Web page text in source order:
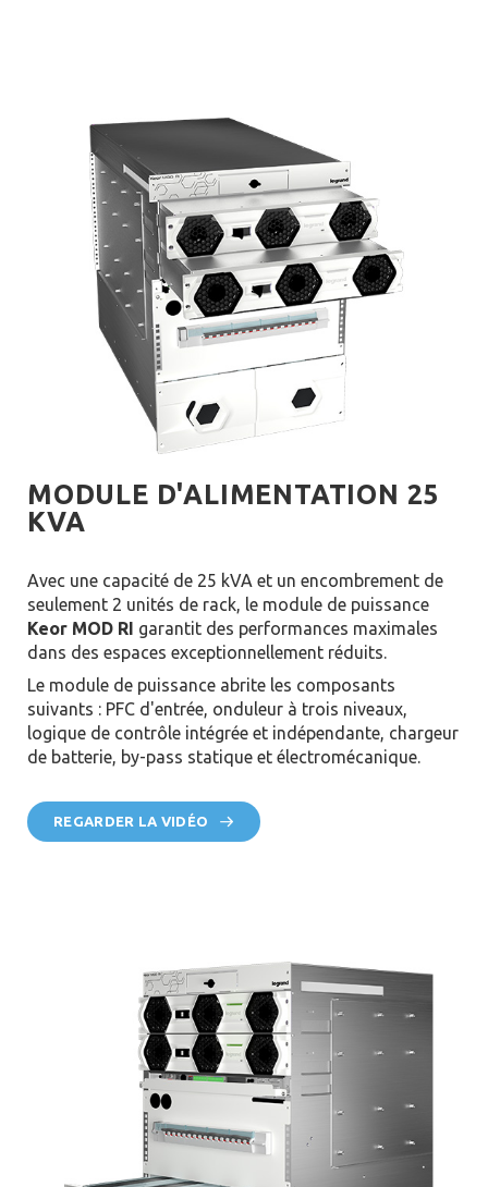
MODULE D'ALIMENTATION 25
KVA
Avec une capacité de 25 kVA et un encombrement de
seulement 2 unités de rack, le module de puissance
Keor MOD RI garantit des performances maximales
dans des espaces exceptionnellement réduits.
Le module de puissance abrite les composants
suivants : PFC d'entrée, onduleur à trois niveaux,
logique de contrôle intégrée et indépendante, chargeur
de batterie, by-pass statique et électromécanique.
REGARDER LA VIDÉO